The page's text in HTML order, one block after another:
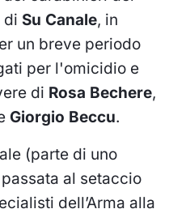
di Su Canale, in
un breve periodo
per l'omicidio e
di Rosa Bechere,
Giorgio Beccu.
(parte di uno
al setaccio
dell’Arma alla